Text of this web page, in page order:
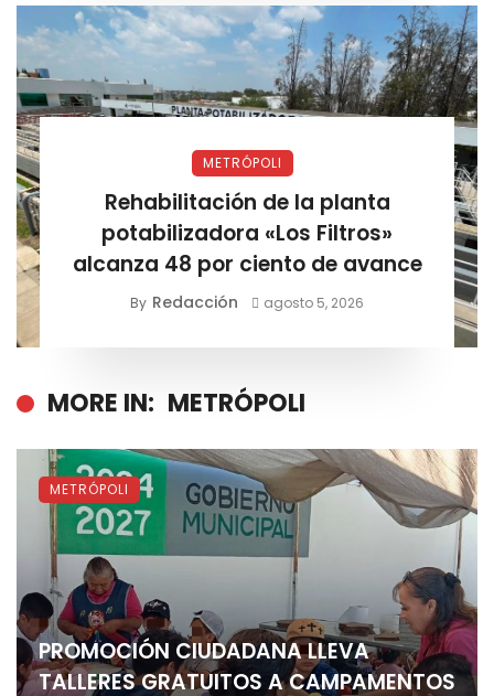
METRÓPOLI
Rehabilitación de la planta
potabilizadora «Los Filtros»
alcanza 48 por ciento de avance
By Redacción agosto 5, 2026
MORE IN: METRÓPOLI
PROMOCIÓN CIUDADANA LLEVA
TALLERES GRATUITOS A CAMPAMENTOS
METRÓPOLI